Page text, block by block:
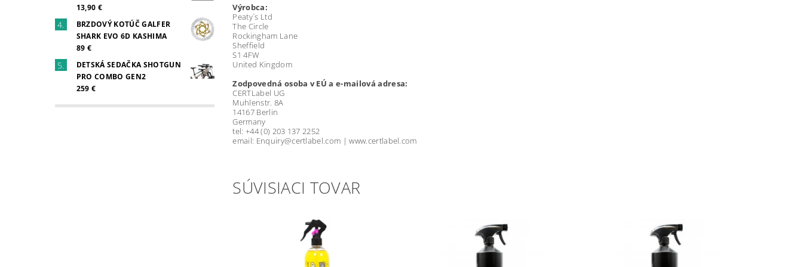
13,90 €
BRZDOVÝ KOTÚČ GALFER
SHARK EVO 6D KASHIMA
89 €
DETSKÁ SEDAČKA SHOTGUN
PRO COMBO GEN2
259 €
Výrobca:
Peaty´s Ltd
The Circle
Rockingham Lane
Sheffield
S1 4FW
United Kingdom
Zodpovedná osoba v EÚ a e-mailová adresa:
CERTLabel UG
Muhlenstr. 8A
14167 Berlin
Germany
tel: +44 (0) 203 137 2252
email: Enquiry@certlabel.com | www.certlabel.com
SÚVISIACI TOVAR